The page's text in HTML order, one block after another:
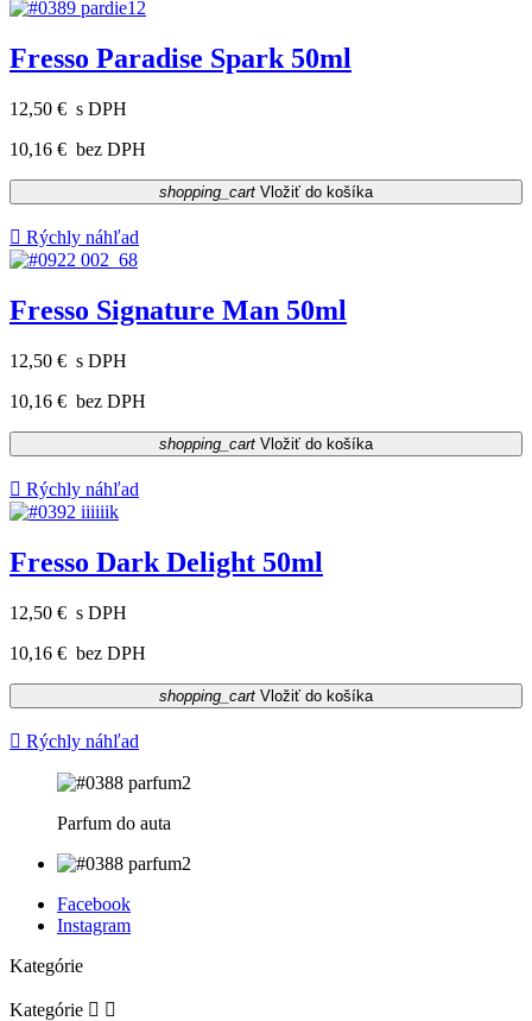
Fresso Paradise Spark 50ml
12,50 € s DPH
10,16 € bez DPH
shopping_cart Vložiť do košíka
 Rýchly náhľad
Fresso Signature Man 50ml
12,50 € s DPH
10,16 € bez DPH
shopping_cart Vložiť do košíka
 Rýchly náhľad
Fresso Dark Delight 50ml
12,50 € s DPH
10,16 € bez DPH
shopping_cart Vložiť do košíka
 Rýchly náhľad
Parfum do auta
Facebook
Instagram
Kategórie
Kategórie  